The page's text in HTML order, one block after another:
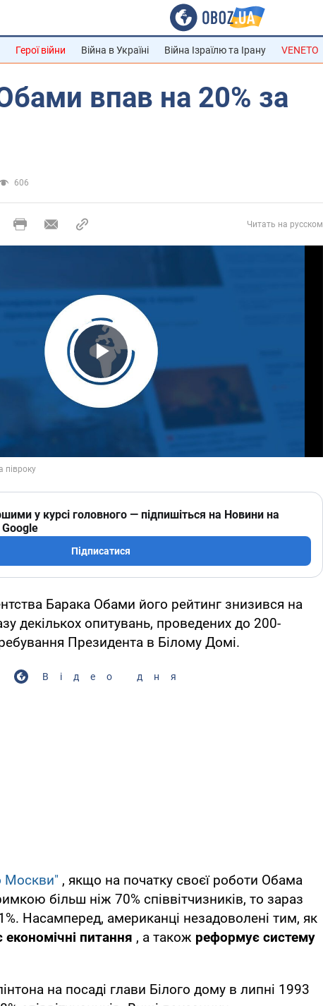
Герої війни Війна в Україні Війна Ізраїлю та Ірану VENETO
впав на 20% за
606
Читать на русском
Play Video
у курсі головного — підпишіться на Новини на
Google
Підписатися
Барака Обами його рейтинг знизився на
декількох опитувань, проведених до 200-
Президента в Білому Домі.
Відео дня
Москви" , якщо на початку своєї роботи Обама
більш ніж 70% співвітчизників, то зараз
Насамперед, американці незадоволені тим, як
економічні питання , а також реформує систему
на посаді глави Білого дому в липні 1993